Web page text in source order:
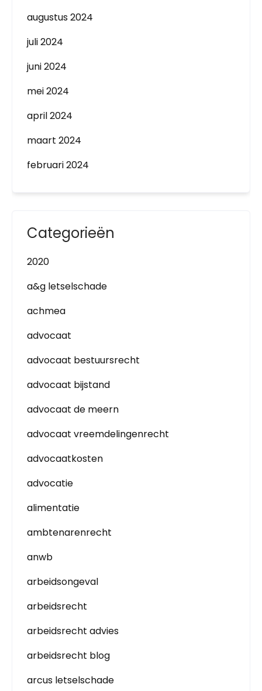
augustus 2024
juli 2024
juni 2024
mei 2024
april 2024
maart 2024
februari 2024
Categorieën
2020
a&g letselschade
achmea
advocaat
advocaat bestuursrecht
advocaat bijstand
advocaat de meern
advocaat vreemdelingenrecht
advocaatkosten
advocatie
alimentatie
ambtenarenrecht
anwb
arbeidsongeval
arbeidsrecht
arbeidsrecht advies
arbeidsrecht blog
arcus letselschade